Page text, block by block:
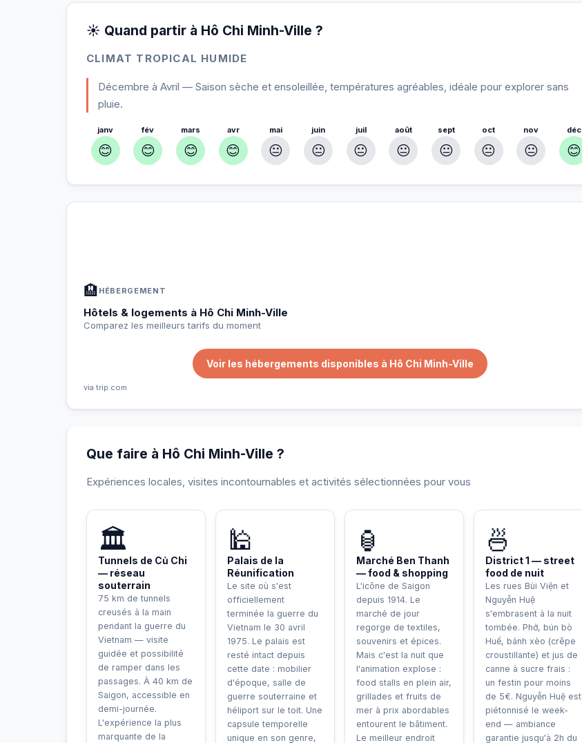
☀️ Quand partir à Hô Chi Minh-Ville ?
CLIMAT TROPICAL HUMIDE
Décembre à Avril — Saison sèche et ensoleillée, températures agréables, idéale pour explorer sans
pluie.
janv
😊
fév
😊
mars
😊
avr
😊
mai
😐
juin
😐
juil
😐
août
😐
sept
😐
oct
😐
nov
😐
déc
😊
🏨 HÉBERGEMENT
Hôtels & logements à Hô Chi Minh-Ville
Comparez les meilleurs tarifs du moment
Voir les hébergements disponibles à Hô Chi Minh-Ville
via trip.com
Que faire à Hô Chi Minh-Ville ?
Expériences locales, visites incontournables et activités sélectionnées pour vous
🏛️
Tunnels de Củ Chi
— réseau
souterrain
75 km de tunnels
creusés à la main
pendant la guerre du
Vietnam — visite
guidée et possibilité
de ramper dans les
passages. À 40 km de
Saigon, accessible en
demi-journée.
L'expérience la plus
marquante de la
🕌
Palais de la
Réunification
Le site où s'est
officiellement
terminée la guerre du
Vietnam le 30 avril
1975. Le palais est
resté intact depuis
cette date : mobilier
d'époque, salle de
guerre souterraine et
héliport sur le toit. Une
capsule temporelle
unique en son genre,
🏮
Marché Ben Thanh
— food & shopping
L'icône de Saigon
depuis 1914. Le
marché de jour
regorge de textiles,
souvenirs et épices.
Mais c'est la nuit que
l'animation explose :
food stalls en plein air,
grillades et fruits de
mer à prix abordables
entourent le bâtiment.
Le meilleur endroit
🍜
District 1 — street
food de nuit
Les rues Bùi Viện et
Nguyễn Huệ
s'embrasent à la nuit
tombée. Phở, bún bò
Huế, bánh xèo (crêpe
croustillante) et jus de
canne à sucre frais :
un festin pour moins
de 5€. Nguyễn Huệ est
piétonnisé le week-
end — ambiance
garantie jusqu'à 2h du